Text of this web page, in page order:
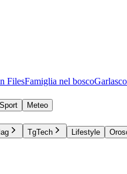
FilesFamiglia nel boscoGarlasco
Sport
Meteo
TgTech Lifestyle